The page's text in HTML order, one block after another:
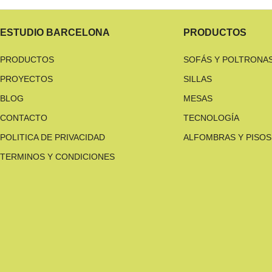
ESTUDIO BARCELONA
PRODUCTOS
PROYECTOS
BLOG
CONTACTO
POLITICA DE PRIVACIDAD
TERMINOS Y CONDICIONES
PRODUCTOS
SOFÁS Y
SILLAS
MESAS
TECNOLOGÍA
ALFOMBRAS Y PISOS